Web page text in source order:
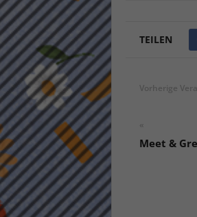
TEILEN
Vorherige
«
Meet &